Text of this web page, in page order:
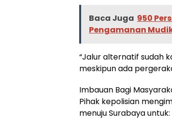
Baca Juga 950
Pengamanan
“Jalur alternatif sudah
meskipun ada
Imbauan Bagi
Pihak kepolisian
menuju Surabaya untuk: